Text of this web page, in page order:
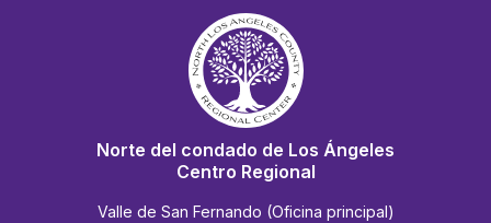
Norte del condado de Los Ángeles
Centro Regional
Valle de San Fernando (Oficina principal)